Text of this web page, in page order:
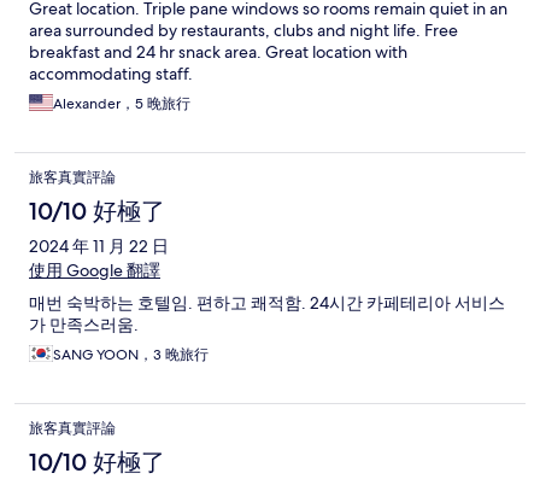
Great location. Triple pane windows so rooms remain quiet in an
area surrounded by restaurants, clubs and night life. Free
breakfast and 24 hr snack area. Great location with
accommodating staff.
Alexander，5 晚旅行
旅客真實評論
10/10 好極了
2024 年 11 月 22 日
使用 Google 翻譯
매번 숙박하는 호텔임. 편하고 쾌적함. 24시간 카페테리아 서비스
가 만족스러움.
SANG YOON，3 晚旅行
旅客真實評論
10/10 好極了